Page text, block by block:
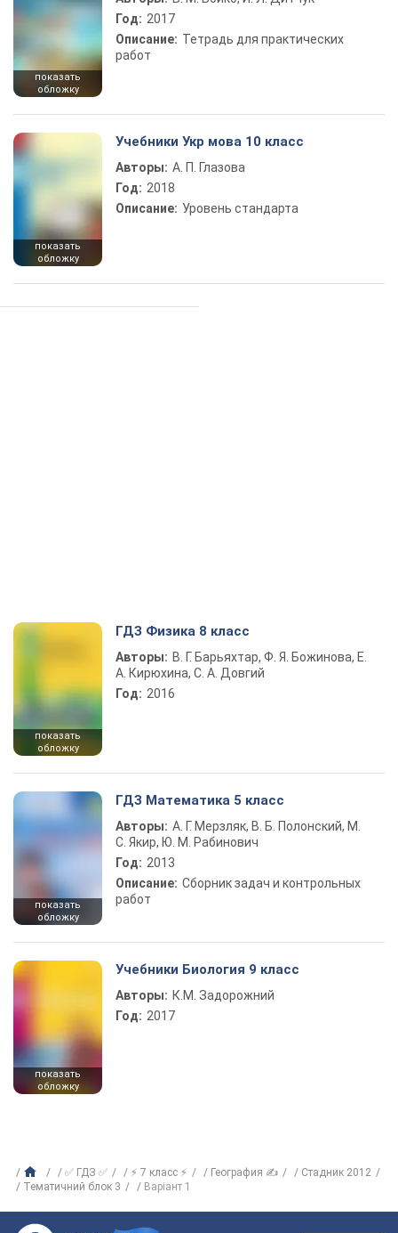
показать
обложку
Год: 2017
Описание: Тетрадь для практических
работ
показать
обложку
Учебники Укр мова 10 класс
Авторы: А. П. Глазова
Год: 2018
Описание: Уровень стандарта
показать
обложку
ГДЗ Физика 8 класс
Авторы: В. Г. Барьяхтар, Ф. Я. Божинова, Е.
А. Кирюхина, С. А. Довгий
Год: 2016
показать
обложку
ГДЗ Математика 5 класс
Авторы: А. Г. Мерзляк, В. Б. Полонский, М.
С. Якир, Ю. М. Рабинович
Год: 2013
Описание: Сборник задач и контрольных
работ
показать
обложку
Учебники Биология 9 класс
Авторы: К.М. Задорожний
Год: 2017
✅ ГДЗ ✅ ⚡ 7 класс ⚡ География ✍
Стадник 2012
Тематичний блок 3
Варіант 1